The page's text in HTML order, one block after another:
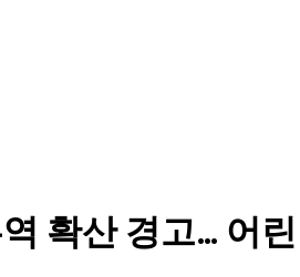
확산 경고… 어